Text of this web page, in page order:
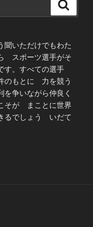
聞いただけでもわた
スポーツ選手がそ
す。すべての選手
のもとに 力を競う
を争いながら仲良く
そが まことに世界
るでしょう いだて